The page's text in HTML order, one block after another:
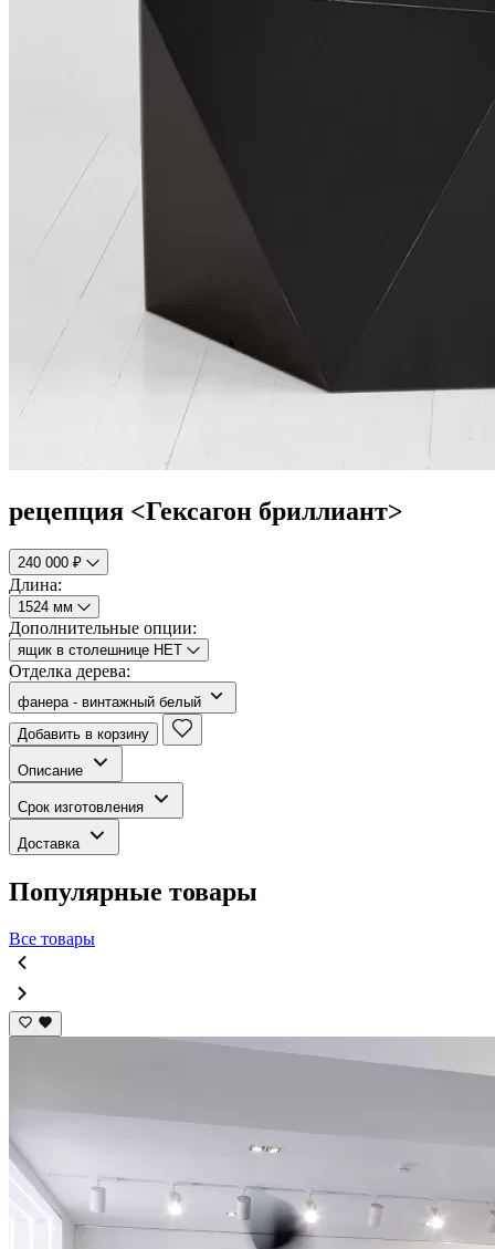
рецепция <Гексагон бриллиант>
240 000 ₽
Длина:
1524 мм
Дополнительные опции:
ящик в столешнице НЕТ
Отделка дерева:
фанера - винтажный белый
Добавить в корзину
Описание
Срок изготовления
Доставка
Популярные товары
Все товары